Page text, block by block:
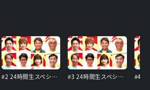
#2 24時間生スペシャル2022 予選 第3ブロック 第5ゲーム～予選 第4ブロック 第8ゲーム 2022年8月27・28日放送 #3 24時間生スペシャル2022 予選 第5ブロック 第9ゲーム～予選 第6ブロック 第12ゲーム 2022年8月27・28日放送